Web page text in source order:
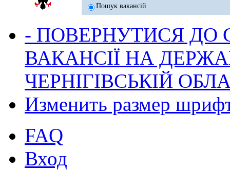
Пошук вакансій
- ПОВЕРНУТИСЯ ДО
ВАКАНСІЇ НА
ЧЕРНІГІВСЬКІЙ
Изменить размер
FAQ
Вход